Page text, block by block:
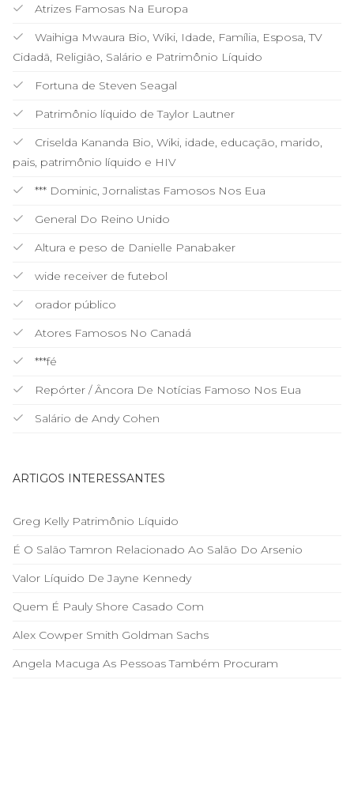
Atrizes Famosas Na Europa
Waihiga Mwaura Bio, Wiki, Idade, Família, Esposa, TV
Cidadã, Religião, Salário e Patrimônio Líquido
Fortuna de Steven Seagal
Patrimônio líquido de Taylor Lautner
Criselda Kananda Bio, Wiki, idade, educação, marido,
pais, patrimônio líquido e HIV
*** Dominic, Jornalistas Famosos Nos Eua
General Do Reino Unido
Altura e peso de Danielle Panabaker
wide receiver de futebol
orador público
Atores Famosos No Canadá
***fé
Repórter / Âncora De Notícias Famoso Nos Eua
Salário de Andy Cohen
ARTIGOS INTERESSANTES
Greg Kelly Patrimônio Líquido
É O Salão Tamron Relacionado Ao Salão Do Arsenio
Valor Líquido De Jayne Kennedy
Quem É Pauly Shore Casado Com
Alex Cowper Smith Goldman Sachs
Angela Macuga As Pessoas Também Procuram